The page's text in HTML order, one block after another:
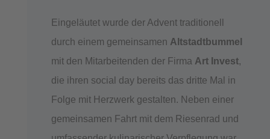
Eingeläutet wurde der Advent traditionell
durch einem gemeinsamen Altstadtbummel
mit den Mitarbeitenden der Firma Art Invest,
die ihren social day bereits das dritte Mal in
Folge mit Herzwerk gestalten. Neben einer
gemeinsamen Fahrt mit dem Riesenrad und